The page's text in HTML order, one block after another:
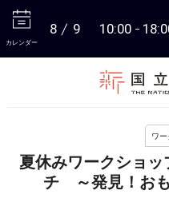
カレンダー
8 9 10:00
ワ
夏休みワークショ
チ ～発見！おも